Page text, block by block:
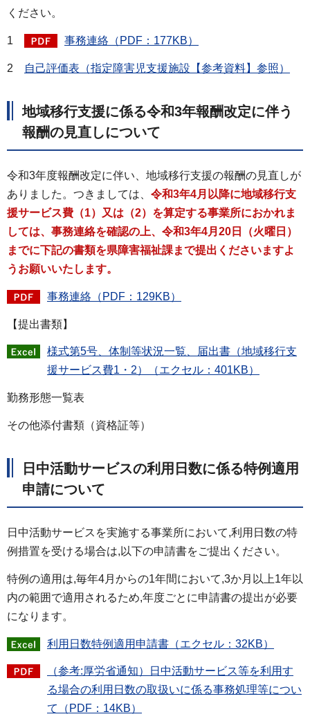
ください。
1 事務連絡（PDF：177KB）
2 自己評価表（指定障害児支援施設【参考資料】参照）
地域移行支援に係る令和3年報酬改定に伴う
報酬の見直しについて
令和3年度報酬改定に伴い、地域移行支援の報酬の見直しが
ありました。つきましては、 令和3年4月以降に地域移行支
援サービス費（1）又は（2）を算定する事業所におかれま
しては、事務連絡を確認の上、令和3年4月20日（火曜日）
までに下記の書類を県障害福祉課まで提出くださいますよ
うお願いいたします。
事務連絡（PDF：129KB）
【提出書類】
様式第5号、体制等状況一覧、届出書（地域移行支
援サービス費1・2）（エクセル：401KB）
勤務形態一覧表
その他添付書類（資格証等）
日中活動サービスの利用日数に係る特例適用
申請について
日中活動サービスを実施する事業所において,利用日数の特
例措置を受ける場合は,以下の申請書をご提出ください。
特例の適用は,毎年4月からの1年間において,3か月以上1年以
内の範囲で適用されるため,年度ごとに申請書の提出が必要
になります。
利用日数特例適用申請書（エクセル：32KB）
（参考:厚労省通知）日中活動サービス等を利用す
る場合の利用日数の取扱いに係る事務処理等につい
て（PDF：14KB）